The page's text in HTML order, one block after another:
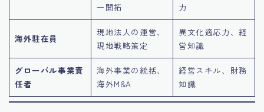
ー開拓
力
海外駐在員
現地法人の運営、
現地戦略策定
異文化適応力、経
営知識
グローバル事業責
任者
海外事業の統括、
海外M&A
経営スキル、財務
知識